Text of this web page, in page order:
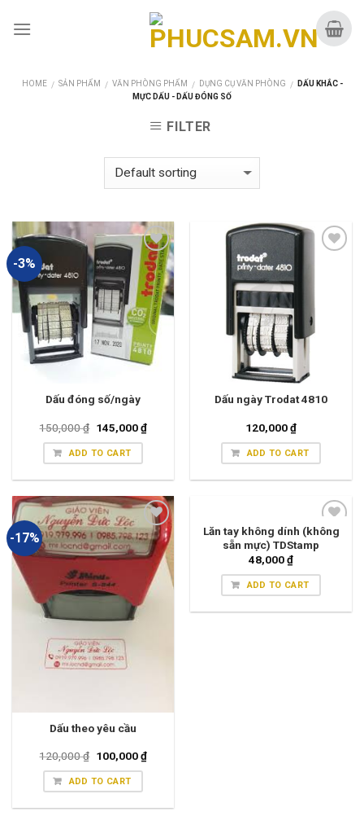
HOME / SẢN PHẨM / VĂN PHÒNG PHẨM / DỤNG CỤ VĂN PHÒNG /
DẤU KHẮC -
MỰC DẤU - DẤU ĐÓNG SỐ
FILTER
-3%
Dấu đóng số/ngày
150,000₫ 145,000₫
ADD TO CART
Dấu ngày Trodat 4810
120,000₫
ADD TO CART
-17%
Dấu theo yêu cầu
120,000₫ 100,000₫
ADD TO CART
Lăn tay không dính (không
sẵn mực) TDStamp
48,000₫
ADD TO CART